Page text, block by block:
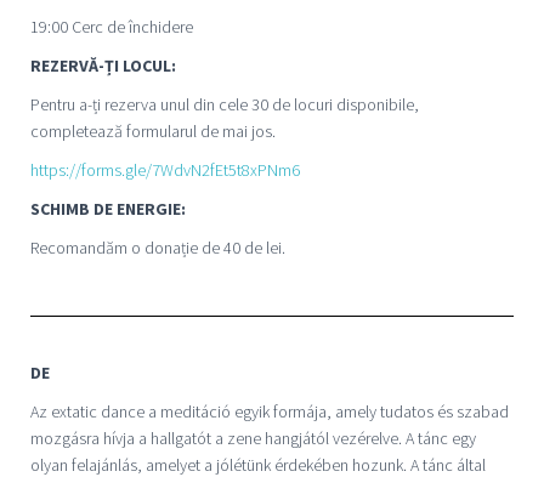
19:00 Cerc de închidere
REZERVĂ-ȚI LOCUL:
Pentru a-ți rezerva unul din cele 30 de locuri disponibile,
completează formularul de mai jos.
https://forms.gle/7WdvN2fEt5t8xPNm6
SCHIMB DE ENERGIE:
Recomandăm o donație de 40 de lei.
DE
Az extatic dance a meditáció egyik formája, amely tudatos és szabad
mozgásra hívja a hallgatót a zene hangjától vezérelve. A tánc egy
olyan felajánlás, amelyet a jólétünk érdekében hozunk. A tánc által